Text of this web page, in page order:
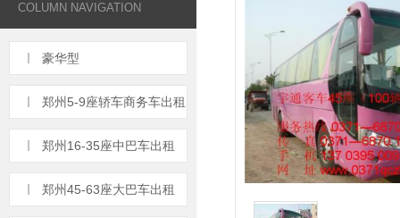
COLUMN NAVIGATION
豪华型
郑州5-9座轿车商务车出租
郑州16-35座中巴车出租
郑州45-63座大巴车出租